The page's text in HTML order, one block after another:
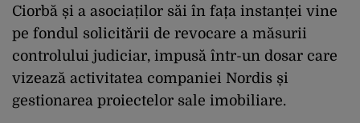
Ciorbă și a asociaților săi în fața instanței vine
pe fondul solicitării de revocare a măsurii
controlului judiciar, impusă într-un dosar care
vizează activitatea companiei Nordis și
gestionarea proiectelor sale imobiliare.